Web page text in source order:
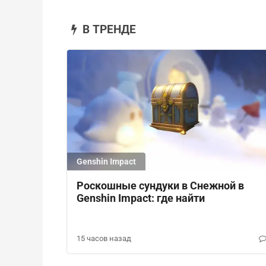
В ТРЕНДЕ
Genshin Impact
Роскошные сундуки в Снежной в
Genshin Impact: где найти
15 часов назад